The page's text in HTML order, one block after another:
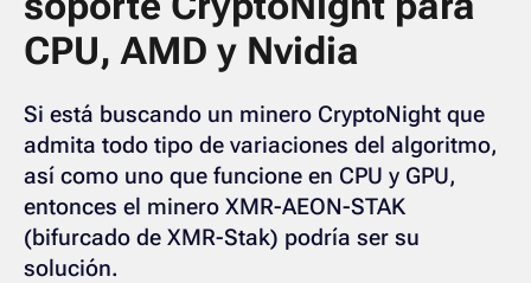
CPU, AMD y Nvidia
Si está buscando un minero CryptoNight que
admita todo tipo de variaciones del algoritmo,
así como uno que funcione en CPU y GPU,
entonces el minero XMR-AEON-STAK
(bifurcado de XMR-Stak) podría ser su
solución.